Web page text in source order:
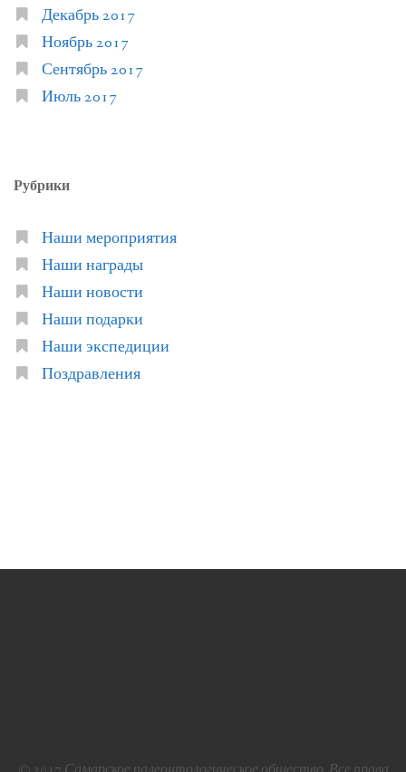
Декабрь 2017
Ноябрь 2017
Сентябрь 2017
Июль 2017
Рубрики
Наши мероприятия
Наши награды
Наши новости
Наши подарки
Наши экспедиции
Поздравления